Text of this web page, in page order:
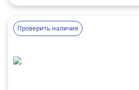
Проверить наличие